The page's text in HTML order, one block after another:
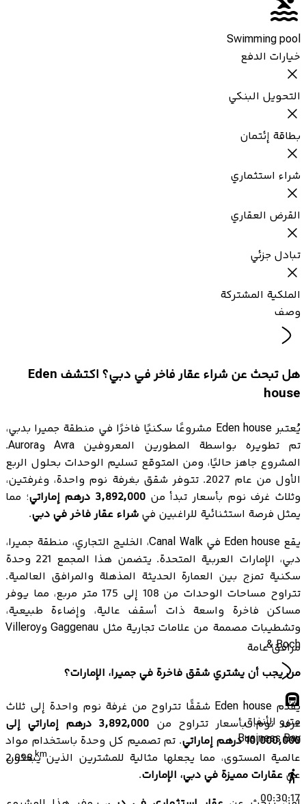
Swimming pool
خيارات الدفع
التحويل البنكي
بطاقة إئتمان
شراء استثماري
القرض العقاري
تبادل جزئي
الملكية المشتركة
وصف
هل تبحث عن شراء عقار فاخر في دبي؟ اكتشف Eden
house
يُعتبر Eden house مشروعًا سكنيًا فاخرًا في منطقة جميرا بدبي،
تم تطويره بواسطة المطورين المعروفين Avra وAurora.
المشروع جاهز حاليًا، ومن المتوقع تسليم الوحدات بحلول الربع
الأول من عام 2027. تتوفر شقق بغرفة نوم واحدة، وغرفتين،
وثلاث غرف نوم بأسعار تبدأ من 3,892,000 درهم إماراتي
؛ مما
يمثل فرصة استثنائية للراغبين في شراء عقار فاخر في دبي.
يقع Eden house في Canal Walk، الخليج التجاري، منطقة جميرا،
دبي، الإمارات العربية المتحدة. يتضمن هذا المجمع 221 وحدة
سكنية تمزج بين العمارة الحديثة المذهلة والمرافق العالمية.
تتراوح مساحات الوحدات من 108 إلى 175 متر مربع، مما يوفر
مساكن فاخرة واسعة ذات أسقف عالية، وإضاءة طبيعية،
وتشطيبات مصممة من علامات تجارية مثل Gaggenau وVilleroy
& Boch.
من يجب أن يشتري شقق فاخرة في جميرا، الإمارات؟
يقدم Eden house شققًا تتراوح من غرفة نوم واحدة إلى ثلاث
غرف نوم، بأسعار تتراوح من
3,892,000 درهم إماراتي إلى
10,000,000 درهم إماراتي
. تم تصميم كل وحدة باستخدام مواد
عالمية المستوى، مما يجعلها مثالية للمشترين الذين يبحثون
عن عقارات مميزة في دبي، الإمارات.
مرافق عامة
مترو الأنفاق
Business Bay
2.098km
00:30:17